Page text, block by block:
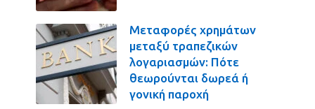
Μεταφορές χρημάτων
μεταξύ τραπεζικών
λογαριασμών: Πότε
θεωρούνται δωρεά ή
γονική παροχή